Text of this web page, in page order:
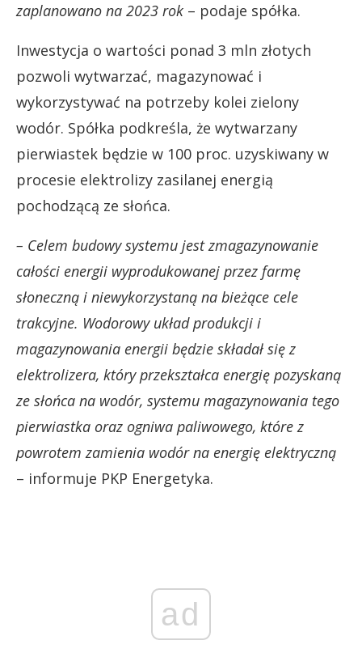
zaplanowano na 2023 rok – podaje spółka.
Inwestycja o wartości ponad 3 mln złotych
pozwoli wytwarzać, magazynować i
wykorzystywać na potrzeby kolei zielony
wodór. Spółka podkreśla, że wytwarzany
pierwiastek będzie w 100 proc. uzyskiwany w
procesie elektrolizy zasilanej energią
pochodzącą ze słońca.
– Celem budowy systemu jest zmagazynowanie
całości energii wyprodukowanej przez farmę
słoneczną i niewykorzystaną na bieżące cele
trakcyjne. Wodorowy układ produkcji i
magazynowania energii będzie składał się z
elektrolizera, który przekształca energię pozyskaną
ze słońca na wodór, systemu magazynowania tego
pierwiastka oraz ogniwa paliwowego, które z
powrotem zamienia wodór na energię elektryczną
– informuje PKP Energetyka.
ad